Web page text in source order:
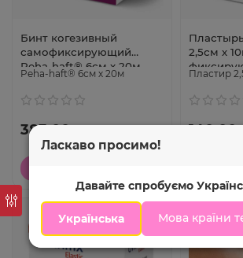
Бинт когезивный
самофиксирующий
Peha-haft® 6см х 20м
Peha-haft® 6см х 20м
383.00 грн.
2,5см х
Omnifix®
Пластир
140.00
Ласкаво просимо!
Давайте спробуємо
Українська Мова країни